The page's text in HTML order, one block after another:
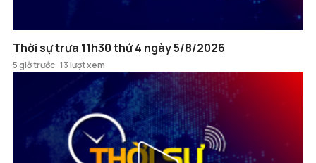
Thời sự trưa 11h30 thứ 4 ngày 5/8/2026
5 giờ trước 13 lượt xem